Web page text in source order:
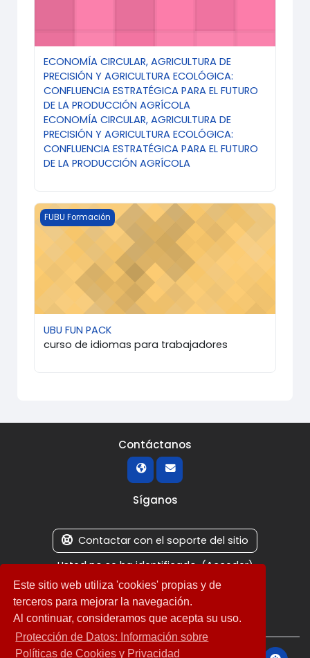
Este sitio web utiliza 'cookies' propias y de
terceros para mejorar la navegación.
Al continuar, consideramos que acepta su uso.
Protección de Datos: Información sobre
Políticas de Cookies y Privacidad
ECONOMÍA CIRCULAR, AGRICULTURA DE
PRECISIÓN Y AGRICULTURA ECOLÓGICA:
CONFLUENCIA ESTRATÉGICA PARA EL FUTURO
DE LA PRODUCCIÓN AGRÍCOLA
ECONOMÍA CIRCULAR, AGRICULTURA DE
PRECISIÓN Y AGRICULTURA ECOLÓGICA:
CONFLUENCIA ESTRATÉGICA PARA EL FUTURO
DE LA PRODUCCIÓN AGRÍCOLA
Imagen del curso UBU FUN PACK
FUBU Formación
UBU FUN PACK
curso de idiomas para trabajadores
Contáctanos
Síganos
Contactar con el soporte del sitio
Usted no se ha identificado. (Acceder)
Cambiar al tema estándar
Desarrollado porMoodle